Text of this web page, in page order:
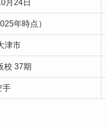
月24日
年時点）
津市
校 37期
手